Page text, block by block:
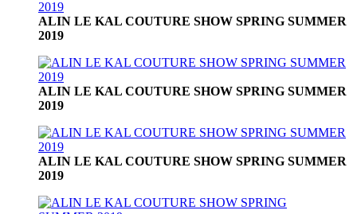
ALIN LE KAL COUTURE SHOW SPRING SUMMER
2019
ALIN LE KAL COUTURE SHOW SPRING SUMMER
2019
ALIN LE KAL COUTURE SHOW SPRING SUMMER
2019